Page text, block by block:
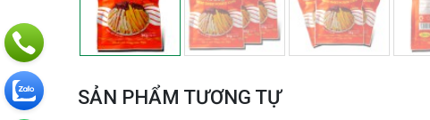
SẢN PHẨM TƯƠNG TỰ